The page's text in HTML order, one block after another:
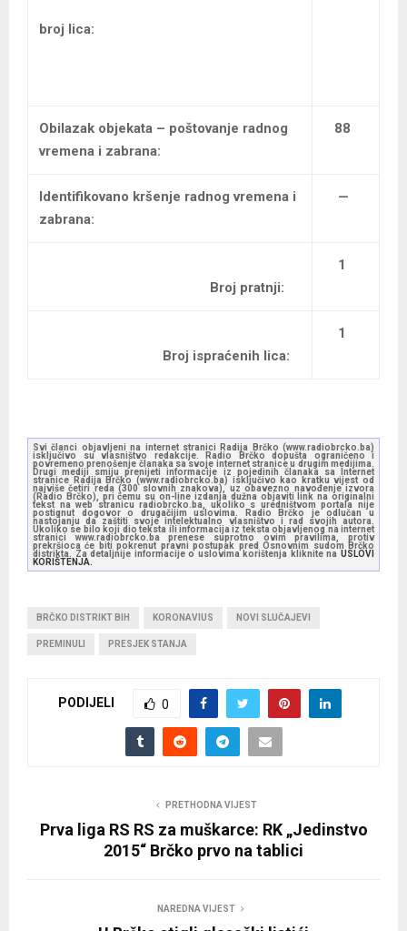
broj lica:
Obilazak objekata – poštovanje radnog
vremena i zabrana:
88
Identifikovano kršenje radnog vremena i
zabrana:
—
Broj pratnji:
1
Broj ispraćenih lica:
1
Svi članci objavljeni na internet stranici Radija Brčko (www.radiobrcko.ba)
isključivo su vlasništvo redakcije. Radio Brčko dopušta ograničeno i
povremeno prenošenje članaka sa svoje internet stranice u drugim medijima.
Drugi mediji smiju prenijeti informacije iz pojedinih članaka sa Internet
stranice Radija Brčko (www.radiobrcko.ba) isključivo kao kratku vijest od
najviše četiri reda (300 slovnih znakova), uz obavezno navođenje izvora
(Radio Brčko), pri čemu su on-line izdanja dužna objaviti link na originalni
tekst na web stranicu radiobrcko.ba, ukoliko s uredništvom portala nije
postignut dogovor o drugačijim uslovima. Radio Brčko je odlučan u
nastojanju da zaštiti svoje intelektualno vlasništvo i rad svojih autora.
Ukoliko se bilo koji dio teksta ili informacija iz teksta objavljenog na internet
stranici www.radiobrcko.ba prenese suprotno ovim pravilima, protiv
prekršioca će biti pokrenut pravni postupak pred Osnovnim sudom Brčko
distrikta. Za detaljnije informacije o uslovima korištenja kliknite na USLOVI
KORIŠTENJA.
BRČKO DISTRIKT BIH KORONAVIUS NOVI SLUČAJEVI
PREMINULI PRESJEK STANJA
PODIJELI 0
PRETHODNA VIJEST
Prva liga RS RS za muškarce: RK „Jedinstvo
2015“ Brčko prvo na tablici
NAREDNA VIJEST